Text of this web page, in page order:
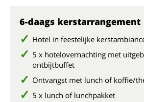
6-daags kerstarrangement
Hotel in feestelijke
5 x hotelovernachting met
ontbijtbuffet
Ontvangst met lunch of koffie/
5 x lunch of lunchpakket